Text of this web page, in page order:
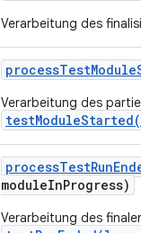
Verarbeitung des
processTestModule
Verarbeitung des
processTestRun
moduleInProgress)
Verarbeitung des